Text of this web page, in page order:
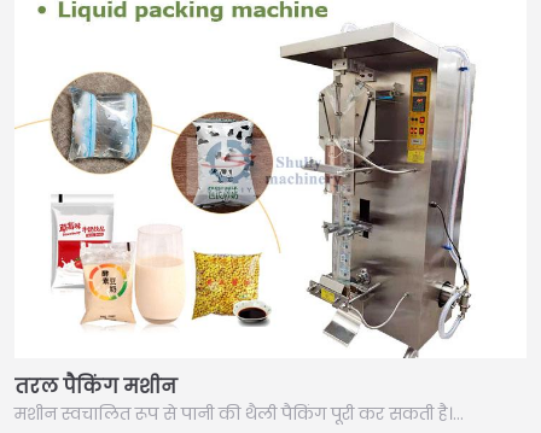
तरल पैकिंग मशीन
मशीन स्वचालित रूप से पानी की थैली पैकिंग पूरी कर सकती है।…